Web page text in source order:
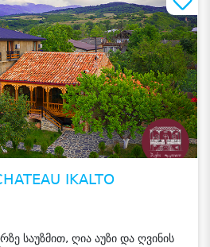
IKALTO
საუზმით, ღია აუზი და ღვინის